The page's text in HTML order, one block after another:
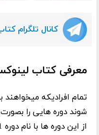
کانال تلگرام
معرفی کتاب
تمام افرادیکه
شوند دوره هایی را